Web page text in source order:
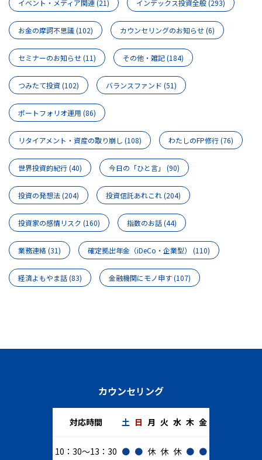
イベント・メディア関連(21) インデックス投資全般(293)
お金の摩訶不思議(102) カウンセリングのお知らせ(6)
セミナーのお知らせ(11) その他・雑記(184)
つみたて投資(102) バランスファンド (51)
ポートフォリオ運用 (86)
リタイアメント・資産の取り崩し (108) わたしのFP修行(76)
世界投資的紀行(40) 今日の「ひと言」 (90)
投資の発想法(204) 投資信託あれこれ(204)
投資家の感情リスク (160) 指数のお話(44)
業務連絡(31) 確定拠出年金（iDeCo・企業型） (110)
経済よもやま話(83) 金融機関にモノ申す(107)
カウンセリング
対応時間 土 日 月 火 水 木 金
10：30～13：30 ● ● 休 休 休 ● ●